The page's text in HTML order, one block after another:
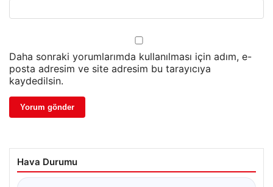
Daha sonraki yorumlarımda kullanılması için adım, e-
posta adresim ve site adresim bu tarayıcıya
kaydedilsin.
Hava Durumu